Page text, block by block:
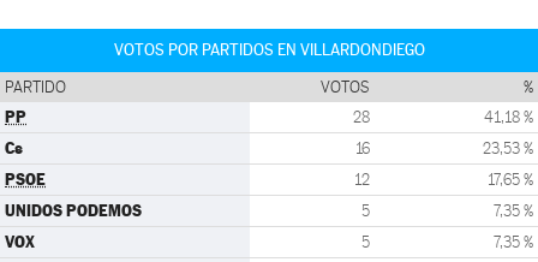
VOTOS POR PARTIDOS EN VILLARDONDIEGO
PARTIDO VOTOS %
PP 28 41,18 %
Cs 16 23,53 %
PSOE 12 17,65 %
UNIDOS PODEMOS 5 7,35 %
VOX 5 7,35 %